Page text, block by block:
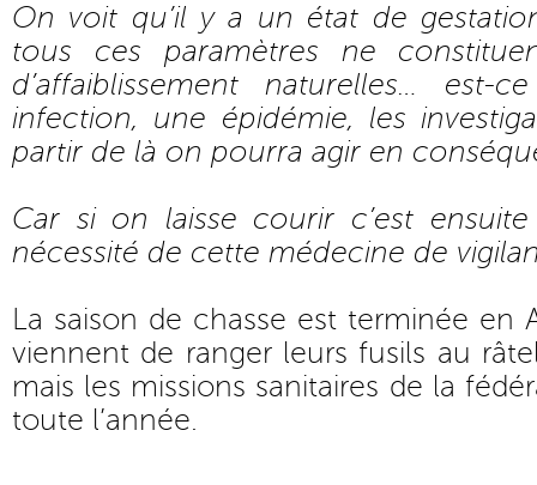
On voit qu’il y a un état de
tous ces paramètres ne
d’affaiblissement naturelles… est-
infection, une épidémie, les
partir de là on pourra agir en
Car si on laisse courir c’est
nécessité de cette médecine de
La saison de chasse est terminée en
viennent de ranger leurs fusils au
mais les missions sanitaires de la
toute l’année.